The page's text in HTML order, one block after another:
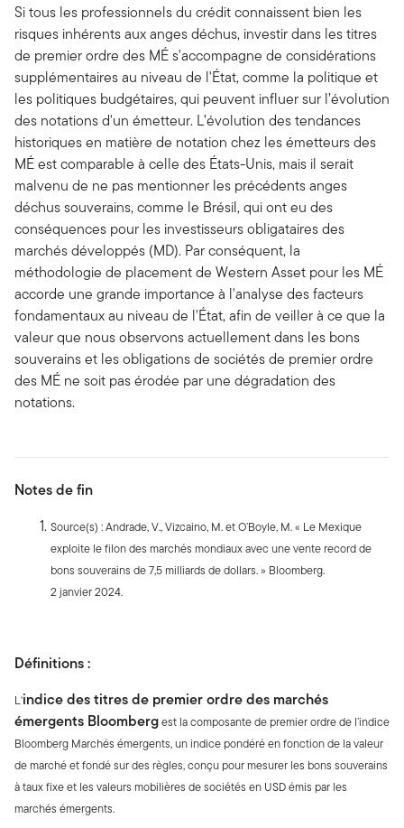
Si tous les professionnels du crédit connaissent bien les
risques inhérents aux anges déchus, investir dans les titres
de premier ordre des MÉ s'accompagne de considérations
supplémentaires au niveau de l'État, comme la politique et
les politiques budgétaires, qui peuvent influer sur l’évolution
des notations d'un émetteur. L’évolution des tendances
historiques en matière de notation chez les émetteurs des
MÉ est comparable à celle des États-Unis, mais il serait
malvenu de ne pas mentionner les précédents anges
déchus souverains, comme le Brésil, qui ont eu des
conséquences pour les investisseurs obligataires des
marchés développés (MD). Par conséquent, la
méthodologie de placement de Western Asset pour les MÉ
accorde une grande importance à l'analyse des facteurs
fondamentaux au niveau de l'État, afin de veiller à ce que la
valeur que nous observons actuellement dans les bons
souverains et les obligations de sociétés de premier ordre
des MÉ ne soit pas érodée par une dégradation des
notations.
Notes de fin
Source(s) : Andrade, V., Vizcaino, M. et O’Boyle, M. « Le Mexique
exploite le filon des marchés mondiaux avec une vente record de
bons souverains de 7,5 milliards de dollars. » Bloomberg.
2 janvier 2024.
Définitions :
L'indice des titres de premier ordre des marchés
émergents Bloombergest la composante de premier ordre de l’indice
Bloomberg Marchés émergents, un indice pondéré en fonction de la valeur
de marché et fondé sur des règles, conçu pour mesurer les bons souverains
à taux fixe et les valeurs mobilières de sociétés en USD émis par les
marchés émergents.